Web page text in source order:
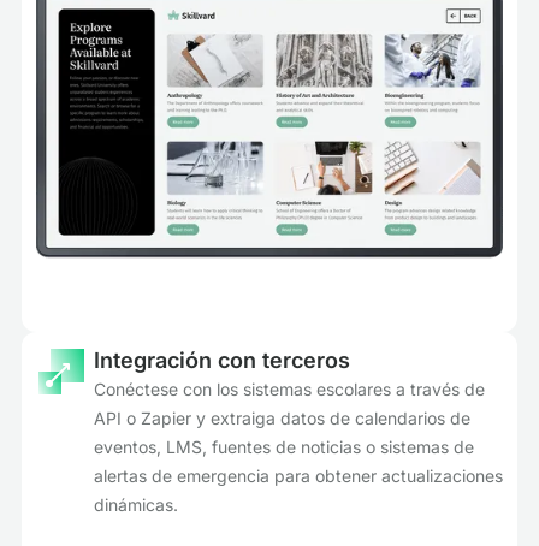
Integración con terceros
Conéctese con los sistemas escolares a través de
API o Zapier y extraiga datos de calendarios de
eventos, LMS, fuentes de noticias o sistemas de
alertas de emergencia para obtener actualizaciones
dinámicas.